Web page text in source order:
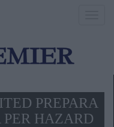
PREPARA
PER HAZARD